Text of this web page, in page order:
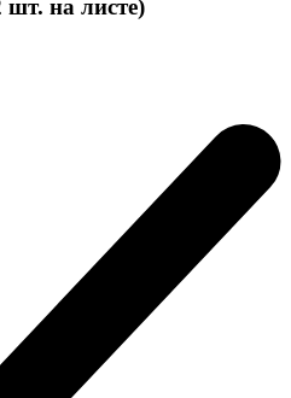
шт. на листе)